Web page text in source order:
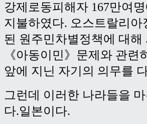
강제로동피해자 167만여
지불하였다. 오스트랄리아
된 원주민차별정책에 대
《아동이민》문제와 관
앞에 지닌 자기의 의무를
그런데 이러한 나라들을
다.일본이다.